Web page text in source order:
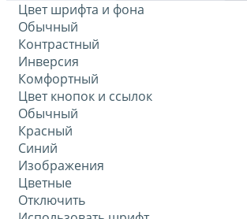
Цвет шрифта и фона
Обычный
Контрастный
Инверсия
Комфортный
Цвет кнопок и ссылок
Обычный
Красный
Синий
Изображения
Цветные
Отключить